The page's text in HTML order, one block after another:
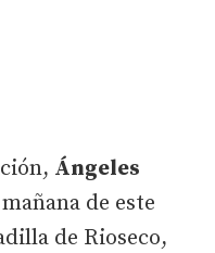
Ángeles
de este
de Rioseco,